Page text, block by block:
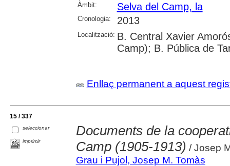
Àmbit: Selva del Camp, la
Cronologia: 2013
Localització: B. Central Xavier
Camp); B. Pública de
Enllaç permanent a aquest
15 / 337
seleccionar
imprimir
Documents de la
Camp (1905-1913) / Josep
Grau i Pujol, Josep M. Tomàs